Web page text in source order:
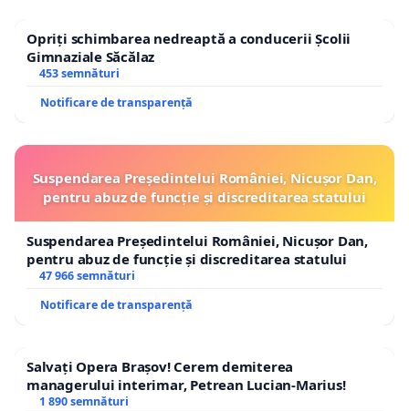
Opriți schimbarea nedreaptă a conducerii Școlii
Gimnaziale Săcălaz
453 semnături
Notificare de transparență
Suspendarea Președintelui României, Nicușor Dan,
pentru abuz de funcție și discreditarea statului
Suspendarea Președintelui României, Nicușor Dan,
pentru abuz de funcție și discreditarea statului
47 966 semnături
Notificare de transparență
Salvați Opera Brașov! Cerem demiterea
managerului interimar, Petrean Lucian-Marius!
1 890 semnături